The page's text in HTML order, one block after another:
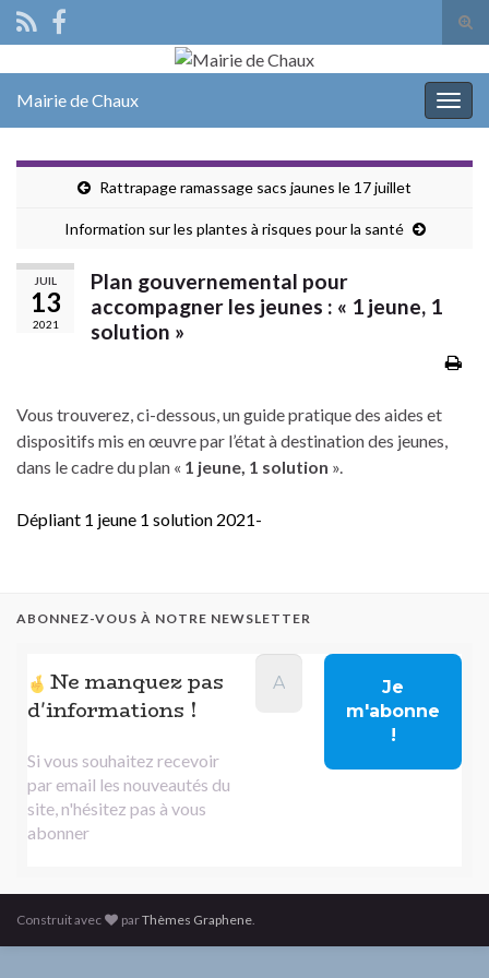
Search for:
Mairie de Chaux
Rattrapage ramassage sacs jaunes le 17 juillet
Information sur les plantes à risques pour la santé
JUIL
13
2021
Plan gouvernemental pour
accompagner les jeunes : « 1 jeune, 1
solution »
Vous trouverez, ci-dessous, un guide pratique des aides et
dispositifs mis en œuvre par l’état à destination des jeunes,
dans le cadre du plan « 1 jeune, 1 solution ».
Dépliant 1 jeune 1 solution 2021-
ABONNEZ-VOUS À NOTRE NEWSLETTER
Ne manquez pas
d'informations !
Si vous souhaitez recevoir
par email les nouveautés du
site, n'hésitez pas à vous
abonner
Construit avec parThèmes Graphene.